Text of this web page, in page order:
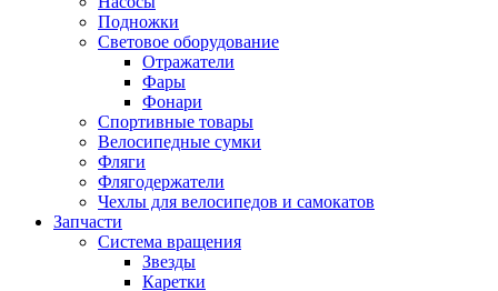
Подножки
Световое оборудование
Отражатели
Фары
Фонари
Спортивные товары
Велосипедные сумки
Фляги
Флягодержатели
Чехлы для велосипедов и самокатов
Запчасти
Система вращения
Звезды
Каретки